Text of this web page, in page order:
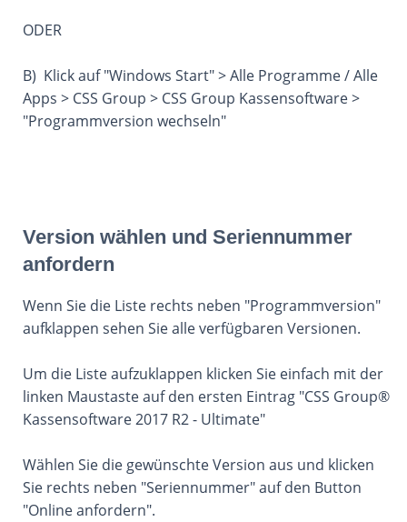
ODER
B) Klick auf "Windows Start" > Alle Programme / Alle
Apps > CSS Group > CSS Group Kassensoftware >
"Programmversion wechseln"
Version wählen und Seriennummer
anfordern
Wenn Sie die Liste rechts neben "Programmversion"
aufklappen sehen Sie alle verfügbaren Versionen.
Um die Liste aufzuklappen klicken Sie einfach mit der
linken Maustaste auf den ersten Eintrag "CSS Group®
Kassensoftware 2017 R2 - Ultimate"
Wählen Sie die gewünschte Version aus und klicken
Sie rechts neben "Seriennummer" auf den Button
"Online anfordern".